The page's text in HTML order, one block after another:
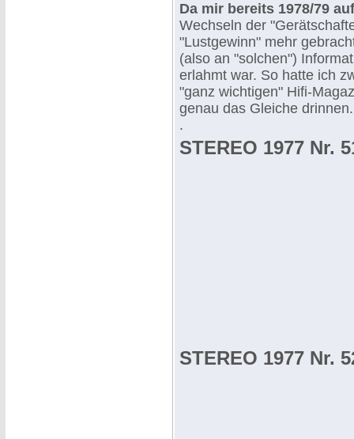
Da mir bereits 1978/79
Wechseln der
"Lustgewinn" mehr
(also an "solchen")
erlahmt war. So hatte ich
"ganz wichtigen" Hifi-
genau das Gleiche drinnen.
.
STEREO 1977 Nr.
STEREO 1977 Nr.